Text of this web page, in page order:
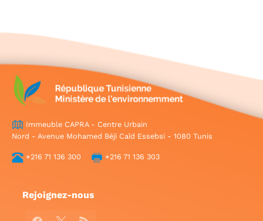
Immeuble CAPRA - Centre Urbain
Nord - Avenue Mohamed Béji Caïd Essebsi - 1080 Tunis
+216 71 136 300 +216 71 136 303
Rejoignez-nous